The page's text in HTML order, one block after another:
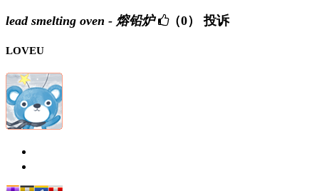
lead smelting oven - 熔铅炉 （0） 投诉
LOVEU